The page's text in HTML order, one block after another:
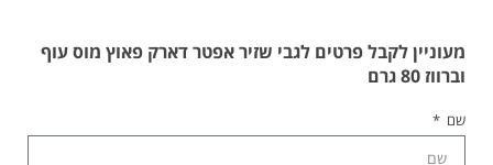
מעוניין לקבל פרטים לגבי שזיר אפטר דארק פאוץ מוס עוף
וברווז 80 גרם
שם